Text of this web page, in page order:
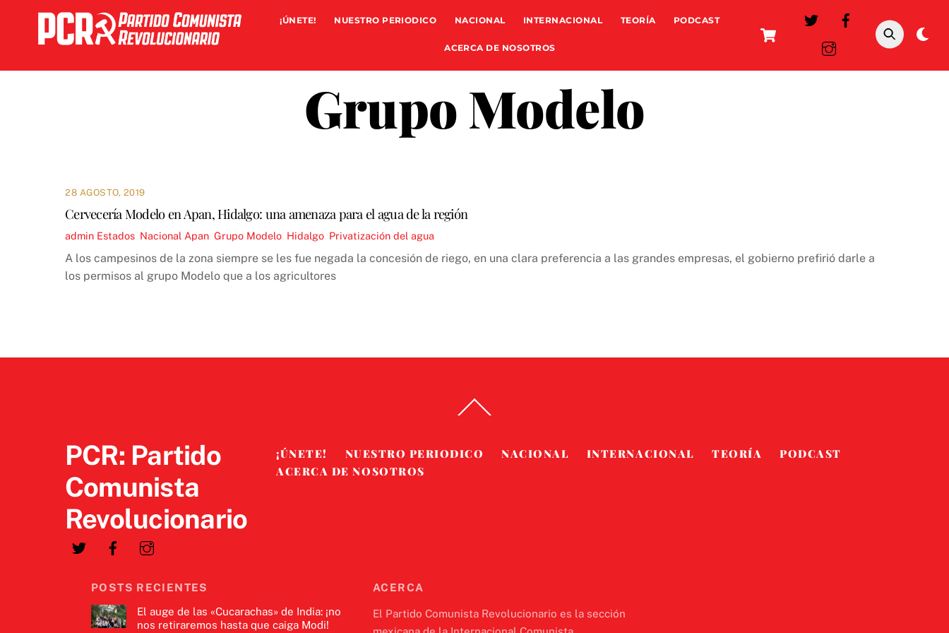
content
Cart
¡ÚNETE! NUESTRO PERIODICO NACIONAL INTERNACIONAL TEORÍA PODCAST
ACERCA DE NOSOTROS
Grupo Modelo
28 AGOSTO, 2019
Cervecería Modelo en Apan, Hidalgo: una amenaza para el agua de la región
admin Estados Nacional Apan Grupo Modelo Hidalgo Privatización del agua
A los campesinos de la zona siempre se les fue negada la concesión de riego, en una clara preferencia a las grandes empresas, el gobierno prefirió darle a
los permisos al grupo Modelo que a los agricultores
To
PCR: Partido
Comunista
Revolucionario
¡ÚNETE! NUESTRO PERIODICO NACIONAL INTERNACIONAL TEORÍA
PODCAST
ACERCA DE NOSOTROS
POSTS RECIENTES
El auge de las «Cucarachas» de India: ¡no
nos retiraremos hasta que caiga Modi!
ACERCA
El Partido Comunista Revolucionario es la sección